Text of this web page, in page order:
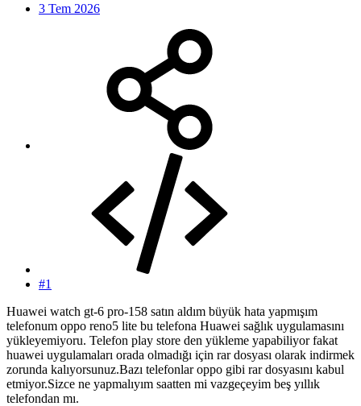
3 Tem 2026
#1
Huawei watch gt-6 pro-158 satın aldım büyük hata yapmışım
telefonum oppo reno5 lite bu telefona Huawei sağlık uygulamasını
yükleyemiyoru. Telefon play store den yükleme yapabiliyor fakat
huawei uygulamaları orada olmadığı için rar dosyası olarak indirmek
zorunda kalıyorsunuz.Bazı telefonlar oppo gibi rar dosyasını kabul
etmiyor.Sizce ne yapmalıyım saatten mi vazgeçeyim beş yıllık
telefondan mı.